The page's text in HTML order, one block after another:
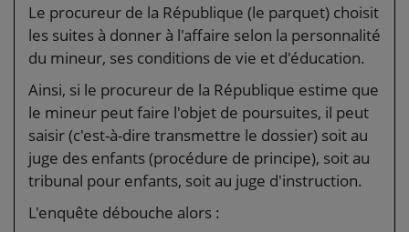
Le procureur de la République (le parquet) choisit
les suites à donner à l'affaire selon la personnalité
du mineur, ses conditions de vie et d'éducation.
Ainsi, si le procureur de la République estime que
le mineur peut faire l'objet de poursuites, il peut
saisir (c'est-à-dire transmettre le dossier) soit au
juge des enfants (procédure de principe), soit au
tribunal pour enfants, soit au juge d'instruction.
L'enquête débouche alors :